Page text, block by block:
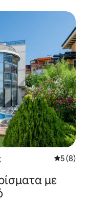
Μέση
5 (8)
με